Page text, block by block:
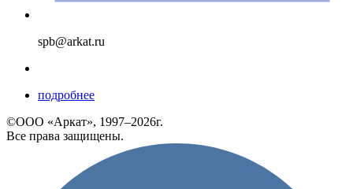
spb@arkat.ru
подробнее
©ООО «Аркат», 1997–2026г.
Все права защищены.